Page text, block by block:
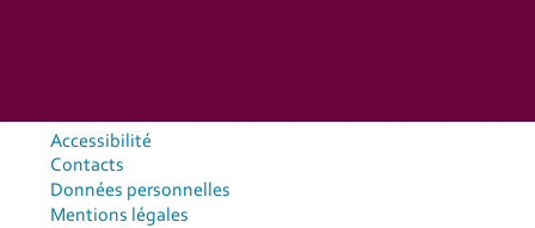
Accessibilité
Contacts
Données personnelles
Mentions légales